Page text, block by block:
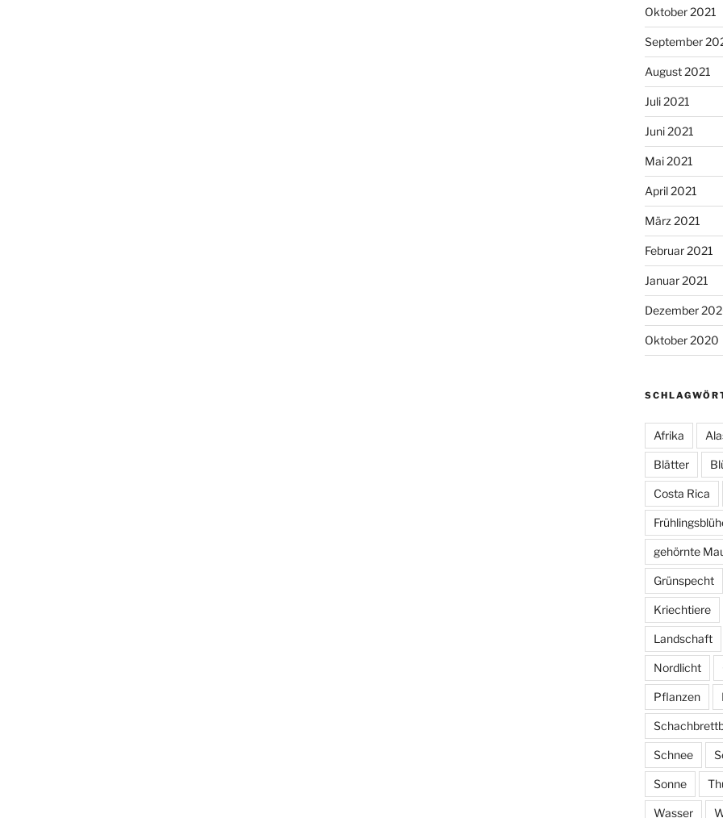
Oktober 2021
September
August 2021
Juli 2021
Juni 2021
Mai 2021
April 2021
März 2021
Februar 2021
Januar 2021
Dezember
Oktober 2020
Afrika
Blätter
Costa Rica
gehörnte
Grünspecht
Kriechtiere
Landschaft
Nordlicht
Pflanzen
Schnee
Sonne
Wasser